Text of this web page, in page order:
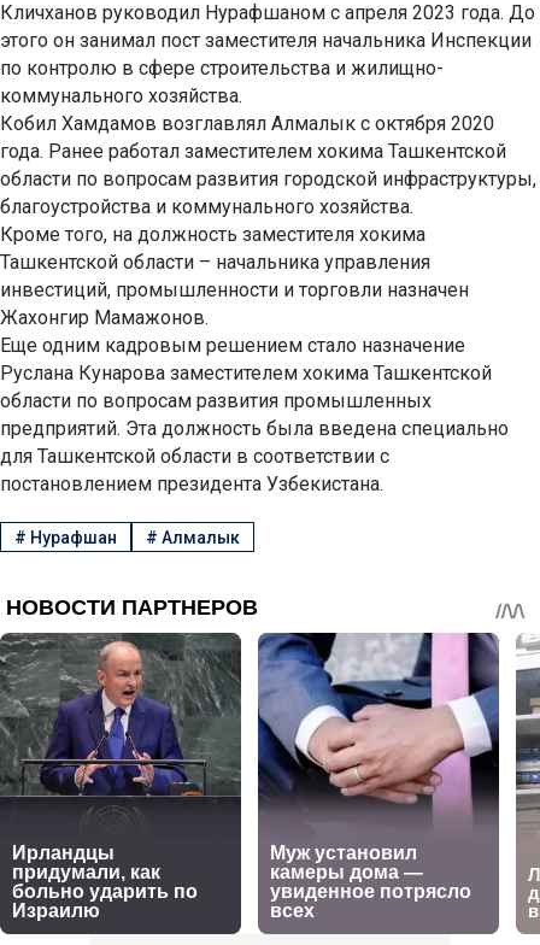
Кличханов руководил Нурафшаном с апреля 2023 года. До
этого он занимал пост заместителя начальника Инспекции
по контролю в сфере строительства и жилищно-
коммунального хозяйства.
Кобил Хамдамов возглавлял Алмалык с октября 2020
года. Ранее работал заместителем хокима Ташкентской
области по вопросам развития городской инфраструктуры,
благоустройства и коммунального хозяйства.
Кроме того, на должность заместителя хокима
Ташкентской области – начальника управления
инвестиций, промышленности и торговли назначен
Жахонгир Мамажонов.
Еще одним кадровым решением стало назначение
Руслана Кунарова заместителем хокима Ташкентской
области по вопросам развития промышленных
предприятий. Эта должность была введена специально
для Ташкентской области в соответствии с
постановлением президента Узбекистана.
# Нурафшан # Алмалык